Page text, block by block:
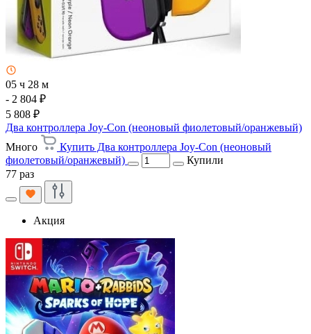
05 ч 28 м
- 2 804 ₽
5 808 ₽
Два контроллера Joy-Con (неоновый фиолетовый/оранжевый)
Много
Купить Два контроллера Joy-Con (неоновый
фиолетовый/оранжевый)
Купили
77 раз
Акция